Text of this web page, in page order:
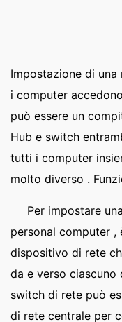
Impostazione di
i computer
può essere un
Hub e switch
tutti i computer
molto diverso .
Per impostare
personal computer ,
dispositivo di rete
da e verso
switch di rete può
di rete centrale per